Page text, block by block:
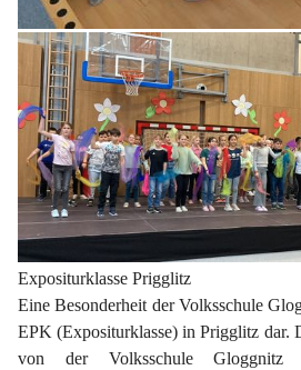
Expositurklasse Prigglitz
Eine Besonderheit der Volksschule
EPK (Expositurklasse) in Prigglitz dar.
von der Volksschule Gloggnitz